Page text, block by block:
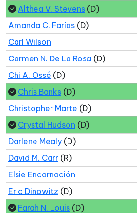
Althea V. Stevens (D)
Amanda C. Farías (D)
Carl Wilson
Carmen N. De La Rosa (D)
Chi A. Ossé (D)
Chris Banks (D)
Christopher Marte (D)
Crystal Hudson (D)
Darlene Mealy (D)
David M. Carr (R)
Elsie Encarnación
Eric Dinowitz (D)
Farah N. Louis (D)